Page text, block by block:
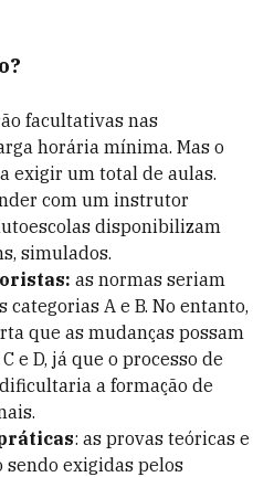
facultativas nas
horária mínima. Mas o
exigir um total de aulas.
com um instrutor
disponibilizam
simulados.
as normas seriam
categorias A e B. No entanto,
que as mudanças possam
e D, já que o processo de
a formação de
: as provas teóricas e
exigidas pelos